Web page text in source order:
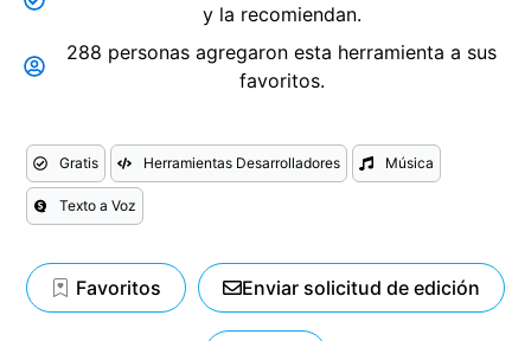
y la recomiendan.
288 personas agregaron esta herramienta a sus
favoritos.
Gratis Herramientas Desarrolladores Música
Texto a Voz
Favoritos Enviar solicitud de edición